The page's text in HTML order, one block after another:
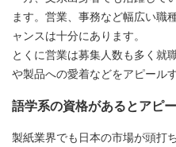
ます。営業、事務など幅広い職
ャンスは十分にあります。
とくに営業は募集人数も多く就
や製品への愛着などをアピール
語学系の資格があるとアピ
製紙業界でも日本の市場が頭打